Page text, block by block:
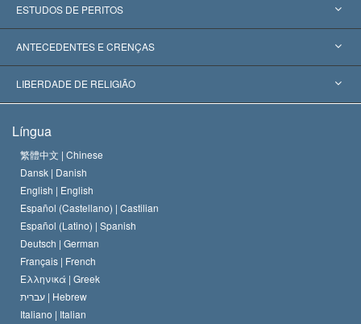
Estados Unidos
Reconhecimentos Mundiais
Decisões Históricas
ESTUDOS DE PERITOS
Apreciações por Categoria
Os Peritos Mais Proeminentes do Mundo
ANTECEDENTES E CRENÇAS
L. Ron Hubbard
O Credo da Igreja de Scientology
O Código de Um Scientologist
David Miscavige
LIBERDADE DE RELIGIÃO
Normas Internacionais de Direitos Humanos
Proclamação sobre Religião
Língua
繁體中文 | Chinese
Dansk | Danish
English | English
Español (Castellano) | Castilian
Español (Latino) | Spanish
Deutsch | German
Français | French
Ελληνικά | Greek
עברית | Hebrew
Italiano | Italian